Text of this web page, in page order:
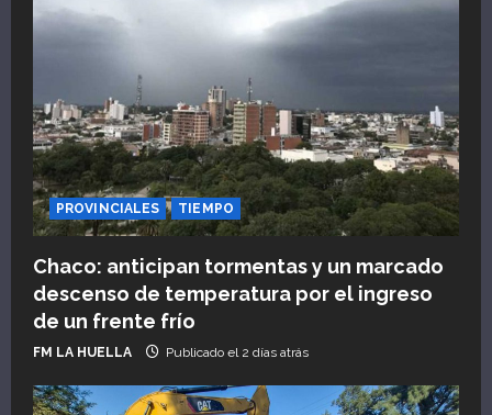
PROVINCIALES TIEMPO
Chaco: anticipan tormentas y un marcado
descenso de temperatura por el ingreso
de un frente frío
FM LA HUELLA Publicado el 2 días atrás